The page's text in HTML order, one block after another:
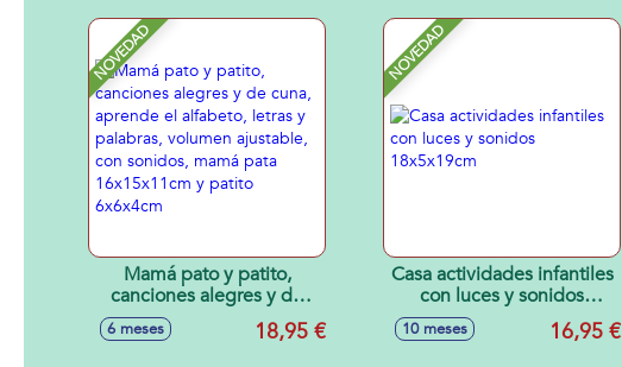
NOVEDAD
Mamá pato y patito,
canciones alegres y de
cuna, aprende el alfabeto,
letras y palabras, volumen
6 meses 18,95 €
NOVEDAD
Casa actividades infantiles
con luces y sonidos
18x5x19cm
10 meses 16,95 €